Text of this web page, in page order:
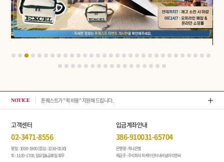
NOTICE 톤퀘스트가 "퀵 비용" 지원해 드립니다. 2026
고객센터
02-3471-8556
평일 : 10:00~19:00 (점심 : 12:30~01:30)
토 : 11:00~17:00, 일요일&공휴일 휴무
입금계좌안내
386-910031-65704
은행명 : 하나은행
예금주 : 주식회사 피케이인터내셔널아이엔씨